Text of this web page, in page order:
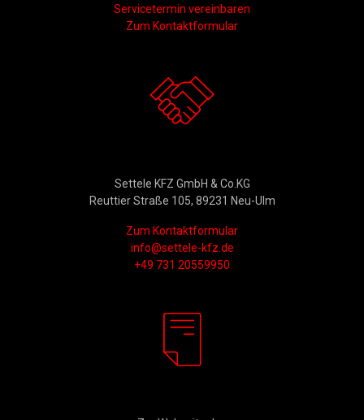
Servicetermin vereinbaren
Zum Kontaktformular
Settele KFZ GmbH & Co.KG
Reuttier Straße 105, 89231 Neu-Ulm
Zum Kontaktformular
info@settele-kfz.de
+49 731 20559950